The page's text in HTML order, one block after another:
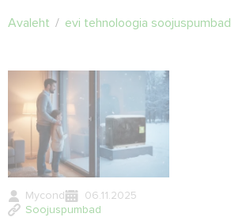
Avaleht / evi tehnoloogia soojuspumbad
Mycond
06.11.2025
Soojuspumbad